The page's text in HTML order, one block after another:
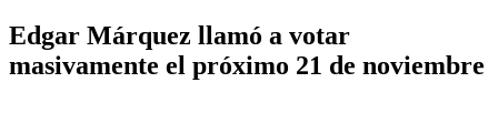
Edgar Márquez llamó a votar
masivamente el próximo 21 de noviembre